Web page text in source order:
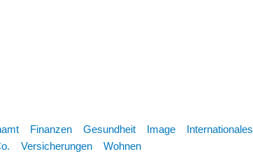
Finanzen Gesundheit Image Internationales
Versicherungen Wohnen